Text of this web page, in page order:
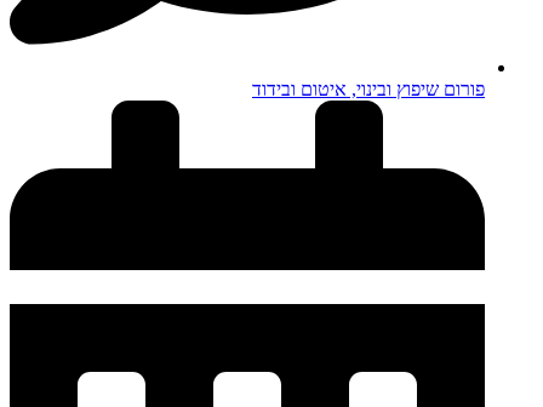
פורום שיפוץ ובינוי, איטום ובידוד